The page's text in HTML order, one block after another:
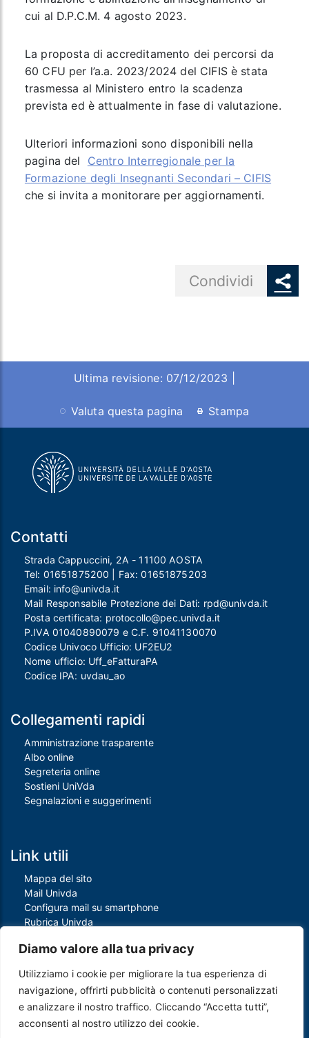
Diamo valore alla tua privacy
Utilizziamo i cookie per migliorare la tua esperienza di
navigazione, offrirti pubblicità o contenuti personalizzati
e analizzare il nostro traffico. Cliccando “Accetta tutti”,
acconsenti al nostro utilizzo dei cookie.
cui al D.P.C.M. 4 agosto 2023.
La proposta di accreditamento dei percorsi da
60 CFU per l’a.a. 2023/2024 del CIFIS è stata
trasmessa al Ministero entro la scadenza
prevista ed è attualmente in fase di valutazione.
Ulteriori informazioni sono disponibili nella
pagina del Centro Interregionale per la
Formazione degli Insegnanti Secondari – CIFIS
che si invita a monitorare per aggiornamenti.
Condividi
Ultima revisione: 07/12/2023 |
Valuta questa pagina Stampa
Contatti
Strada Cappuccini, 2A - 11100 AOSTA
Tel: 01651875200 | Fax:01651875203
Email: info@univda.it
Mail Responsabile Protezione dei Dati: rpd@univda.it
Posta certificata: protocollo@pec.univda.it
P.IVA 01040890079 e C.F. 91041130070
Codice Univoco Ufficio: UF2EU2
Nome ufficio: Uff_eFatturaPA
Codice IPA: uvdau_ao
Collegamenti rapidi
Amministrazione trasparente
Albo online
Segreteria online
Sostieni UniVda
Segnalazioni e suggerimenti
Link utili
Mappa del sito
Mail Univda
Configura mail su smartphone
Rubrica Univda
Piè di pagina
Crediti
Note legali
Contatti